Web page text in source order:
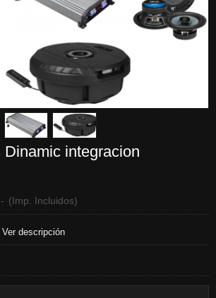
Pack Hifonics Dinamic integracion
- (Imp. Incluidos)
Ver descripción